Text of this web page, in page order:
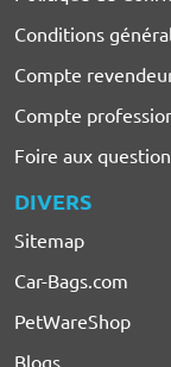
Conditions
Compte
Compte
Foire aux
DIVERS
Sitemap
Car-Bags.com
PetWareShop
Blogs